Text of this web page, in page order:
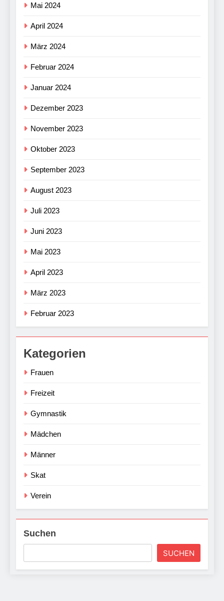
Mai 2024
April 2024
März 2024
Februar 2024
Januar 2024
Dezember 2023
November 2023
Oktober 2023
September 2023
August 2023
Juli 2023
Juni 2023
Mai 2023
April 2023
März 2023
Februar 2023
Kategorien
Frauen
Freizeit
Gymnastik
Mädchen
Männer
Skat
Verein
Suchen
SUCHEN